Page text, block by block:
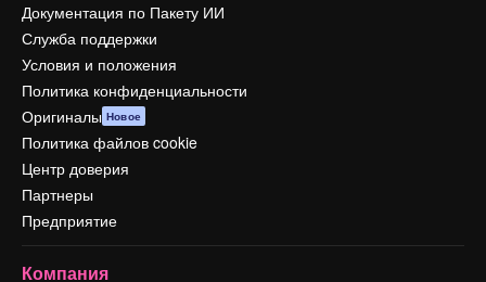
Документация по Пакету ИИ
Служба поддержки
Условия и положения
Политика конфиденциальности
Оригиналы Новое
Политика файлов cookie
Центр доверия
Партнеры
Предприятие
Компания